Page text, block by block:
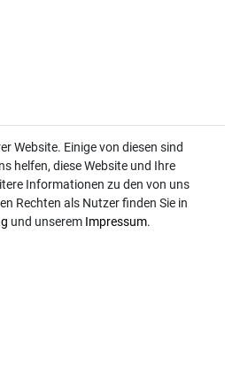
an unser Service-Team.
Website. Einige von diesen sind
helfen, diese Website und Ihre
Informationen zu den von uns
Rechten als Nutzer finden Sie in
und unserem Impressum.